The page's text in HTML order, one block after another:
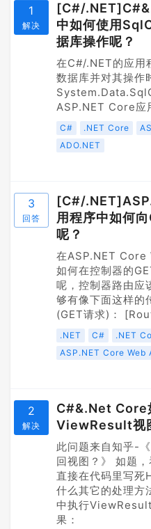
1
解决
[C#/
中如何使用
据库操作呢？
在C#/.NET的应
数据库并对其操作
ASP.NET Core应
C# .NET Core
ADO.NET
3
回答
[C#/
用程序中如何
呢？
在ASP.NET Core
如何在控制器的
呢，控制器路由应
够有像下面这样的
(GET请求)：
.NET C# .NET
ASP.NET Core Web
2
解决
C#&.Net Core
ViewResult视
此问题来自知乎-
回视图？》 如题
直接在代码里写死
什么其它的处理方
中执行
果：